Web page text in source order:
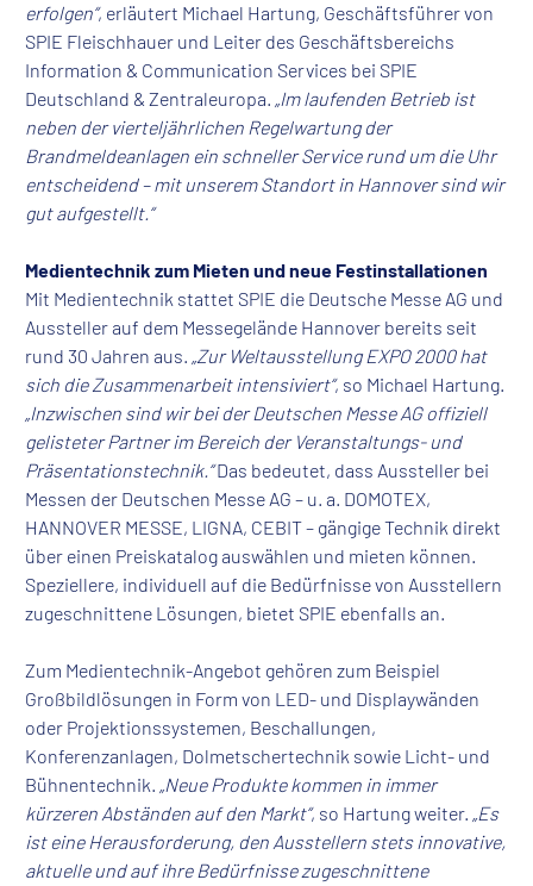
erfolgen“, erläutert Michael Hartung, Geschäftsführer von
SPIE Fleischhauer und Leiter des Geschäftsbereichs
Information & Communication Services bei SPIE
Deutschland & Zentraleuropa. „Im laufenden Betrieb ist
neben der vierteljährlichen Regelwartung der
Brandmeldeanlagen ein schneller Service rund um die Uhr
entscheidend – mit unserem Standort in Hannover sind wir
gut aufgestellt.“
Medientechnik zum Mieten und neue Festinstallationen
Mit Medientechnik stattet SPIE die Deutsche Messe AG und
Aussteller auf dem Messegelände Hannover bereits seit
rund 30 Jahren aus. „Zur Weltausstellung EXPO 2000 hat
sich die Zusammenarbeit intensiviert“, so Michael Hartung.
„Inzwischen sind wir bei der Deutschen Messe AG offiziell
gelisteter Partner im Bereich der Veranstaltungs- und
Präsentationstechnik.“Das bedeutet, dass Aussteller bei
Messen der Deutschen Messe AG – u. a. DOMOTEX,
HANNOVER MESSE, LIGNA, CEBIT – gängige Technik direkt
über einen Preiskatalog auswählen und mieten können.
Speziellere, individuell auf die Bedürfnisse von Ausstellern
zugeschnittene Lösungen, bietet SPIE ebenfalls an.
Zum Medientechnik-Angebot gehören zum Beispiel
Großbildlösungen in Form von LED- und Displaywänden
oder Projektionssystemen, Beschallungen,
Konferenzanlagen, Dolmetschertechnik sowie Licht- und
Bühnentechnik. „Neue Produkte kommen in immer
kürzeren Abständen auf den Markt“, so Hartung weiter. „Es
ist eine Herausforderung, den Ausstellern stets innovative,
aktuelle und auf ihre Bedürfnisse zugeschnittene